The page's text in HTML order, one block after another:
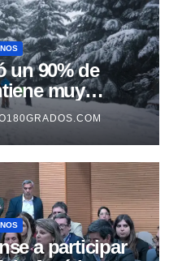
un 90% de
muy
para agosto
a participar